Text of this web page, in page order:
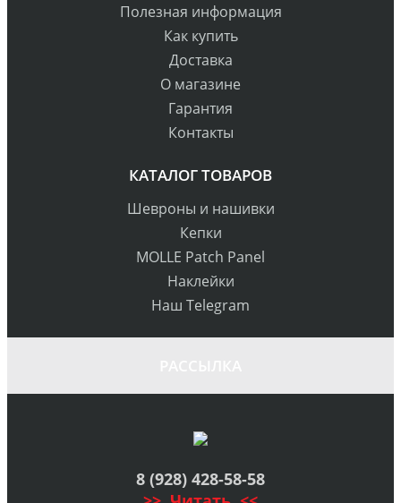
Полезная информация
Как купить
Доставка
О магазине
Гарантия
Контакты
КАТАЛОГ ТОВАРОВ
Шевроны и нашивки
Кепки
MOLLE Patch Panel
Наклейки
Наш Telegram
8 (928) 428-58-58